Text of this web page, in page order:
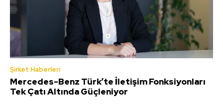
Şirket Haberleri
Mercedes-Benz Türk’te İletişim Fonksiyonları
Tek Çatı Altında Güçleniyor